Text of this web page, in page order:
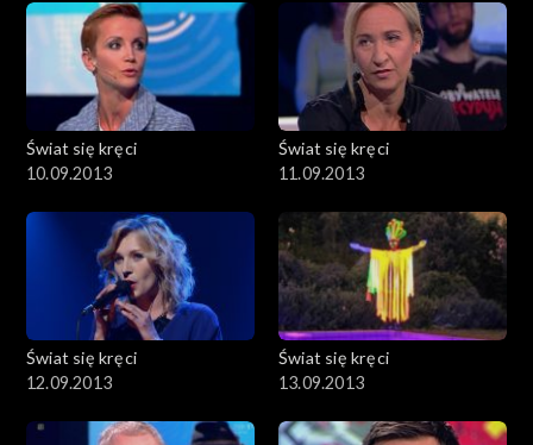
Świat się kręci
10.09.2013
Świat się kręci
11.09.2013
Świat się kręci
12.09.2013
Świat się kręci
13.09.2013